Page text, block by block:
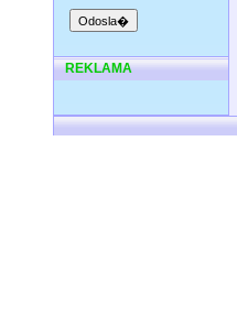
REKLAMA